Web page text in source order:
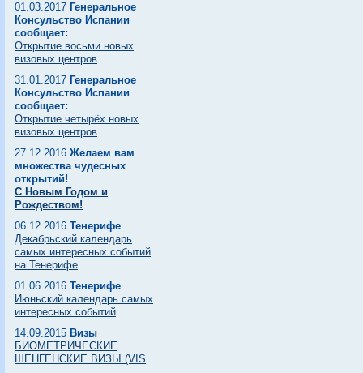
01.03.2017 Генеральное
Консульство Испании
сообщает:
Открытие восьми новых
визовых центров
31.01.2017 Генеральное
Консульство Испании
сообщает:
Открытие четырёх новых
визовых центров
27.12.2016 Желаем вам
множества чудесных
открытий!
С Новым Годом и
Рождеством!
06.12.2016 Тенерифе
Декабрьский календарь
самых интересных событий
на Тенерифе
01.06.2016 Тенерифе
Июньский календарь самых
интересных событий
14.09.2015 Визы
БИОМЕТРИЧЕСКИЕ
ШЕНГЕНСКИЕ ВИЗЫ (VIS